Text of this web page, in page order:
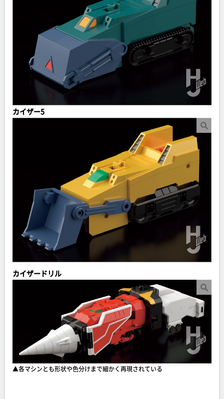
カイザー5
カイザードリル
▲各マシンとも形状や色分けまで細かく再現されている